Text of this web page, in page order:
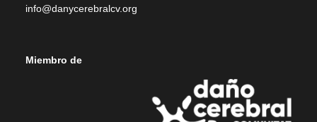
info@danycerebralcv.org
Miembro de